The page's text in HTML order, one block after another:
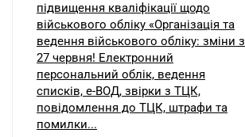
підвищення кваліфікації щодо
військового обліку «Організація та
ведення військового обліку: зміни з
27 червня! Електронний
персональний облік, ведення
списків, е-ВОД, звірки з ТЦК,
повідомлення до ТЦК, штрафи та
помилки...